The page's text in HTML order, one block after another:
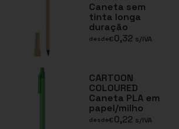
Caneta sem
tinta longa
duração
desde€0,32 s/IVA
CARTOON
COLOURED
Caneta PLA em
papel/milho
desde€0,22 s/IVA